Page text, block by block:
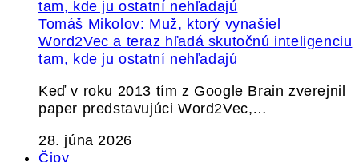
Tomáš Mikolov: Muž, ktorý vynašiel
Word2Vec a teraz hľadá skutočnú inteligenciu
tam, kde ju ostatní nehľadajú
Keď v roku 2013 tím z Google Brain zverejnil
paper predstavujúci Word2Vec,…
28. júna 2026
Čipy